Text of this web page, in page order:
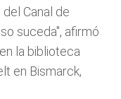
Canal de
suceda", afirmó
la biblioteca
en Bismarck,